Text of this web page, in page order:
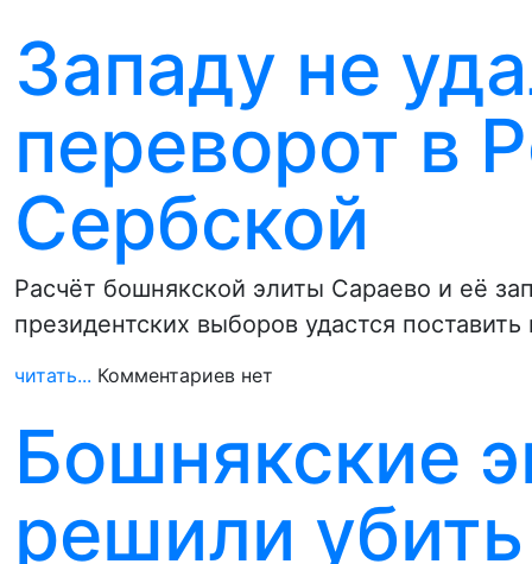
Западу не
переворот в
Сербской
Расчёт бошнякской элиты Сараево и её
президентских выборов удастся поставить
читать... Комментариев нет
Бошнякские
решили